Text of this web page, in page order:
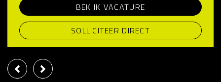
BEKIJK VACATURE
SOLLICITEER DIRECT